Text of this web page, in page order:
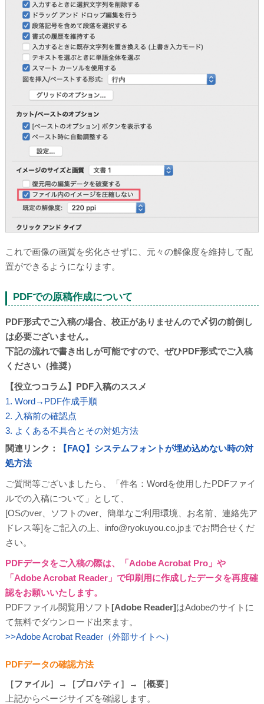
これで画像の画質を劣化させずに、元々の解像度を維持して配
置ができるようになります。
PDFでの原稿作成について
PDF形式でご入稿の場合、校正がありませんので〆切の前倒し
は必要ございません。
下記の流れで書き出しが可能ですので、ぜひPDF形式でご入稿
ください（推奨）
【役立つコラム】PDF入稿のススメ
1. Word→PDF作成手順
2. 入稿前の確認点
3. よくある不具合とその対処方法
関連リンク：
【FAQ】 システムフォントが埋め込めない時の対
処方法
ご質問等ございましたら、「件名：Wordを使用したPDFファイ
ルでの入稿について」として、
[OSのver、ソフトのver、簡単なご利用環境、お名前、連絡先ア
ドレス等]をご記入の上、info@ryokuyou.co.jpまでお問合せくだ
さい。
PDFデータをご入稿の際は、「Adobe Acrobat Pro」や
「Adobe Acrobat Reader」で印刷用に作成したデータを再度確
認をお願いいたします。
PDFファイル閲覧用ソフト[Adobe Reader]はAdobeのサイトに
て無料でダウンロード出来ます。
>>Adobe Acrobat Reader（外部サイトへ）
PDFデータの確認方法
［ファイル］→［プロパティ］→［概要］
上記からページサイズを確認します。